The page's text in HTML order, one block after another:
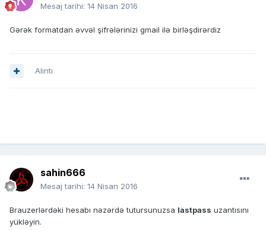
Mesaj tarihi: 14 Nisan 2016
Gərək formatdan əvvəl şifrələrinizi gmail ilə birləşdirərdiz
Alıntı
sahin666
Mesaj tarihi: 14 Nisan 2016
Brauzerlərdəki hesabı nəzərdə tutursunuzsa lastpass uzantısını
yükləyin.